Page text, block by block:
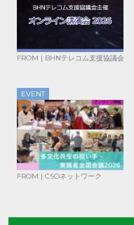
FROM | BHNテレコム支援協議会
EVENT
FROM | CSOネットワーク